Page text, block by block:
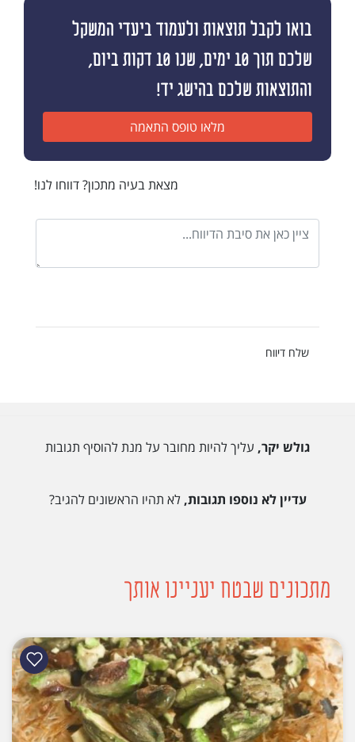
בואו לקבל תוצאות ולעמוד ביעדי המשקל
שלכם תוך 10 ימים, שנו 10 דקות ביום,
והתוצאות שלכם בהישג יד!
מלאו טופס התאמה
מצאת בעיה מתכון? דווחו לנו!
שלח דיווח
גולש יקר, עליך להיות מחובר על מנת להוסיף תגובות
עדיין לא נוספו תגובות,לא תהיו הראשונים להגיב?
מתכונים שבטח יעניינו אותך